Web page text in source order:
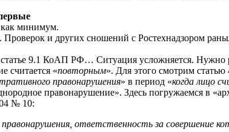
минимум.
и других сношений с Ростехнадзором
9.1 КоАП РФ… Ситуация усложняется. Нужно
считается «повторным». Для этого смотрим
правонарушения» в период «когда лицо
правонарушение». Здесь погружаемся в
№ 10:
ответственность за совершение